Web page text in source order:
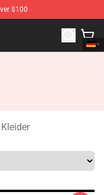
$100
Merchandise Shop